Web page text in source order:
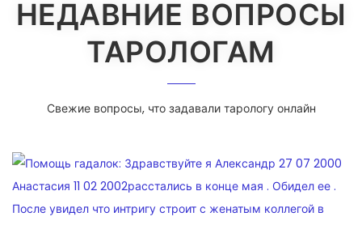
НЕДАВНИЕ ВОПРОСЫ
ТАРОЛОГАМ
Свежие вопросы, что задавали тарологу онлайн